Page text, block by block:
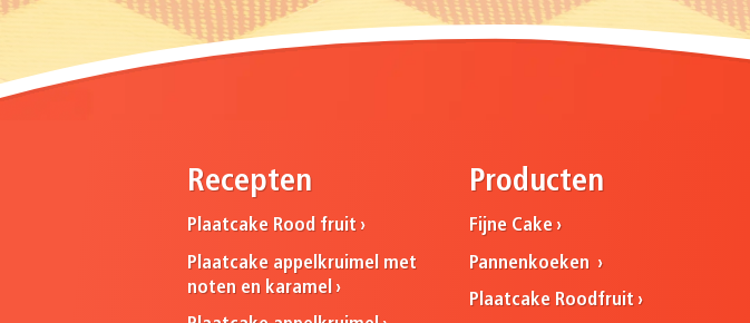
Recepten
Plaatcake Rood fruit
Plaatcake appelkruimel met
noten en karamel
Producten
Fijne Cake
Pannenkoeken
Plaatcake Roodfruit